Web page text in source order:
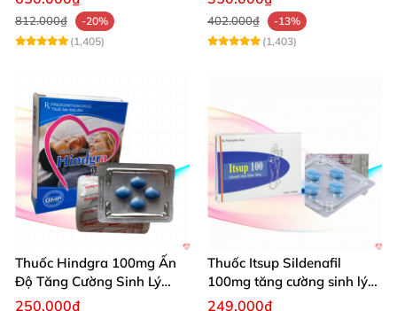
812.000₫
-20%
(1,405)
402.000₫
-13%
(1,403)
Thuốc Hindgra 100mg Ấn
Độ Tăng Cường Sinh Lý
Nam Hiệu Quả
250.000₫
Thuốc Itsup Sildenafil
100mg tăng cường sinh lý
kéo dài thời gian cho nam
249.000₫